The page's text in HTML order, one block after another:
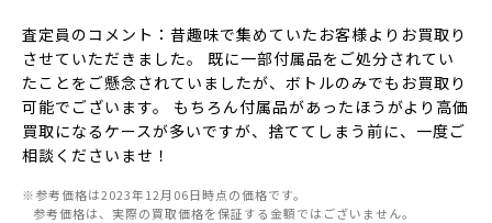
査定員のコメント：昔趣味で集めていたお客様よりお買取り
させていただきました。 既に一部付属品をご処分されてい
たことをご懸念されていましたが、ボトルのみでもお買取り
可能でございます。 もちろん付属品があったほうがより高価
買取になるケースが多いですが、捨ててしまう前に、一度ご
相談くださいませ！
※参考価格は2023年12月06日時点の価格です。
参考価格は、実際の買取価格を保証する金額ではございません。